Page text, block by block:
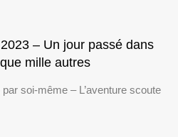
– Un jour passé dans
mille autres
soi-même – L’aventure scoute